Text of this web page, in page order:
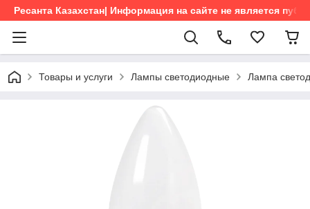
Ресанта Казахстан| Информация на сайте не является
Товары и услуги Лампы светодиодные Лампа